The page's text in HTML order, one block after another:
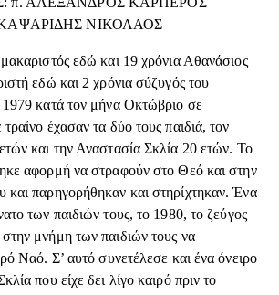
ΝΙΚΟΛΑΟΣ
εδώ και 19 χρόνια Αθανάσιος
εδώ και 2 χρόνια σύζυγός του
1979 κατά τον μήνα Οκτώβριο σε
έχασαν τα δύο τους παιδιά, τον
και την Αναστασία Σκλία 20 ετών. Το
αφορμή να στραφούν στο Θεό και στην
και παρηγορήθηκαν και στηρίχτηκαν. Ένα
των παιδιών τους, το 1980, το ζεύγος
μνήμη των παιδιών τους να
Ναό. Σ’ αυτό συνετέλεσε και ένα όνειρο
που είχε δει λίγο καιρό πριν το